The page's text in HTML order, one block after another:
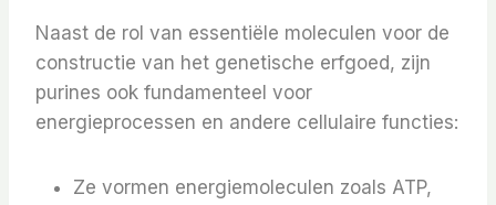
Naast de rol van essentiële moleculen voor de
constructie van het genetische erfgoed, zijn
purines ook fundamenteel voor
energieprocessen en andere cellulaire functies:
Ze vormen energiemoleculen zoals ATP,